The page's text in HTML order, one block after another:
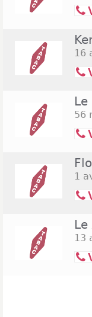
16
Le
56
1
Le
13